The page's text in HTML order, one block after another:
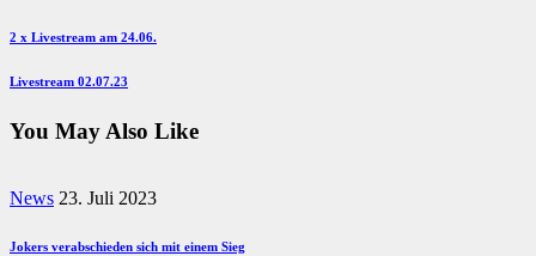
Beitragsnavigation
Previous
2 x Livestream am 24.06.
Next
Livestream 02.07.23
You May Also Like
News 23. Juli 2023
Jokers verabschieden sich mit einem Sieg